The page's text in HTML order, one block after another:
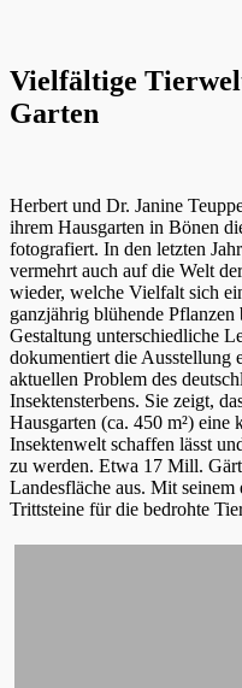
Vielfältige
Garten
Herbert und Dr. Janine
ihrem Hausgarten in Bönen
fotografiert. In den letzten
vermehrt auch auf die Welt
wieder, welche Vielfalt sich
ganzjährig blühende
Gestaltung unterschiedliche
dokumentiert die Ausstellung
aktuellen Problem des
Insektensterbens. Sie zeigt,
Hausgarten (ca. 450 m²) eine
Insektenwelt schaffen lässt
zu werden. Etwa 17 Mill.
Landesfläche aus. Mit seinem
Trittsteine für die bedrohte